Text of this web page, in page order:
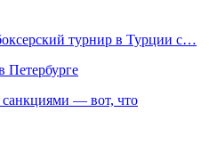
турнир в Турции с…
Петербурге
— вот, что